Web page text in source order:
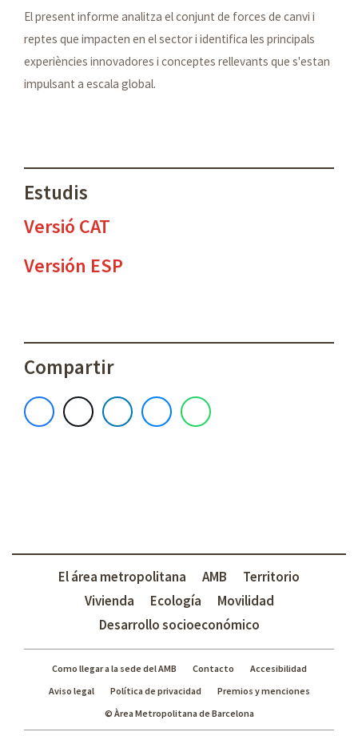
El present informe analitza el conjunt de forces de canvi i
reptes que impacten en el sector i identifica les principals
experiències innovadores i conceptes rellevants que s'estan
impulsant a escala global.
Estudis
Versió CAT
Versión ESP
Compartir
El área metropolitana AMB
Territorio
Vivienda
Ecología
Movilidad
Desarrollo socioeconómico
Como llegar a la sede del AMB Contacto
Accesibilidad
Aviso legal
Política de privacidad
Premios y menciones
© Àrea Metropolitana de Barcelona